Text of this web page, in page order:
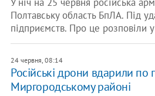
Полтавську область БпЛА. Під
підприємств. Про це розповіли
24 червня, 08:14
Російські дрони вдарили по
Миргородському районі